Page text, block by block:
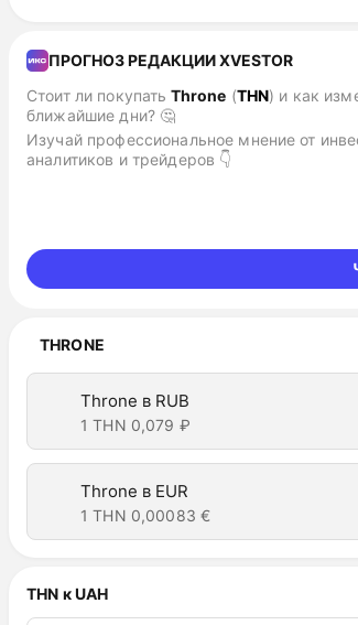
ПРОГНОЗ РЕДАКЦИИ XVESTOR
Стоит ли покупать Throne (THN) и как
ближайшие дни? 🤔
Изучай профессиональное мнение от
аналитиков и трейдеров 👇
THRONE
Throne в RUB
1 THN 0,079 ₽
Throne в EUR
1 THN 0,00083 €
THN к UAH